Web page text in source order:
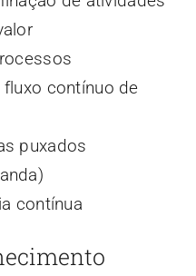
contínuo de
puxados
contínua